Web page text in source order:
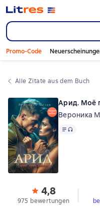
Promo-Code
Alle Zitate aus dem Buch
Арид. Моё
Вероника
Text,
4,8
975 bewertungen